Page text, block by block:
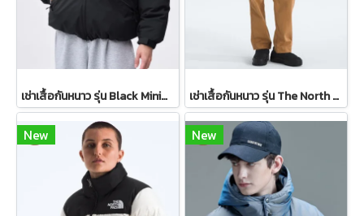
เช่าเสื้อกันหนาว รุ่น Black Minimal Hooded Puffer Jacket WINTERCLOTHFA0290 / WINTERCLOTHFA0291 เช่าเสื้อกันหนาว รุ่น The North Face 1996 Retro Nuptse Jacket WINTERCLOTHFA0157 / WINTERCLOTHFA0156 / WINTERCLOTHFA0183
New New